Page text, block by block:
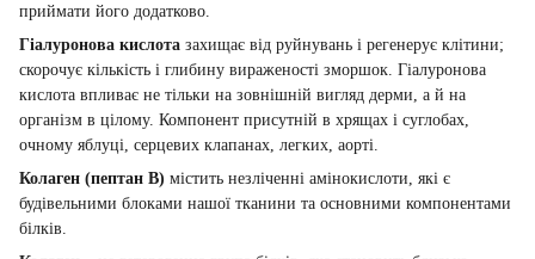
приймати його додатково.
Гіалуронова кислота захищає від руйнувань і регенерує клітини;
скорочує кількість і глибину вираженості зморшок. Гіалуронова
кислота впливає не тільки на зовнішній вигляд дерми, а й на
організм в цілому. Компонент присутній в хрящах і суглобах,
очному яблуці, серцевих клапанах, легких, аорті.
Колаген (пептан B) містить незліченні амінокислоти, які є
будівельними блоками нашої тканини та основними компонентами
білків.